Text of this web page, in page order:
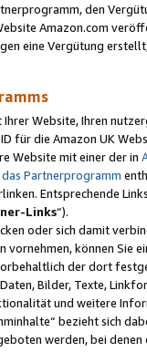
den
Amazon.com
eine Vergütung
Website, Ihren
für die Amazon UK
Website mit einer der in
Partnerprogramm
Entsprechende
Links“).
oder sich damit
vornehmen, können Sie
der dort
Bilder, Texte,
und weitere
bezieht sich
werden, bei